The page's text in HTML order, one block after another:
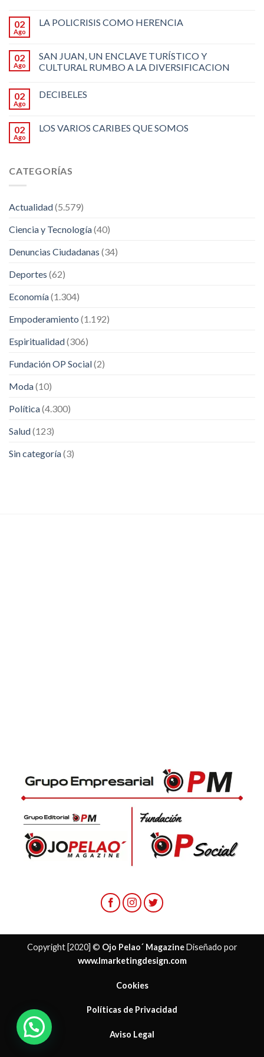
02
Ago
LA POLICRISIS COMO HERENCIA
02
Ago
SAN JUAN, UN ENCLAVE TURÍSTICO Y
CULTURAL RUMBO A LA DIVERSIFICACION
02
Ago
DECIBELES
02
Ago
LOS VARIOS CARIBES QUE SOMOS
CATEGORÍAS
Actualidad(5.579)
Ciencia y Tecnología(40)
Denuncias Ciudadanas (34)
Deportes (62)
Economía(1.304)
Empoderamiento (1.192)
Espiritualidad(306)
Fundación OP Social(2)
Moda(10)
Política(4.300)
Salud(123)
Sin categoría(3)
Copyright [2020] © Ojo Pelao´ MagazineDiseñado por
www.lmarketingdesign.com
Cookies
Políticas de Privacidad
Aviso Legal